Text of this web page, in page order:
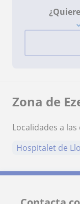
Zona de
Localidades a
Hospitalet de